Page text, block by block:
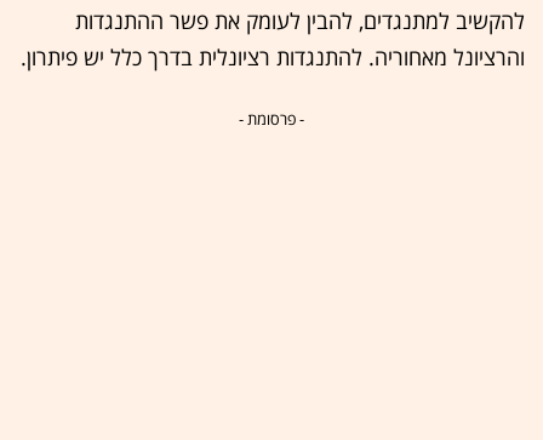
להקשיב למתנגדים, להבין לעומק את פשר ההתנגדות
והרציונל מאחוריה. להתנגדות רציונלית בדרך כלל יש פיתרון.
- פרסומת -